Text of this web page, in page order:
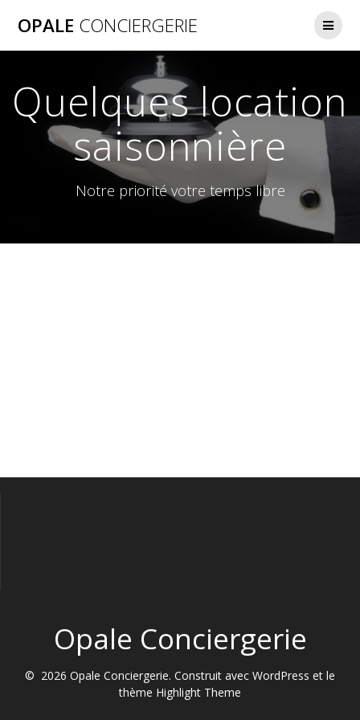
to
OPALE CONCIERGERIE
Quelques location
saisonnière
Notre priorité votre temps libre
Opale Conciergerie
© 2026 Opale Conciergerie. Construit avec WordPress et le
thème Highlight Theme